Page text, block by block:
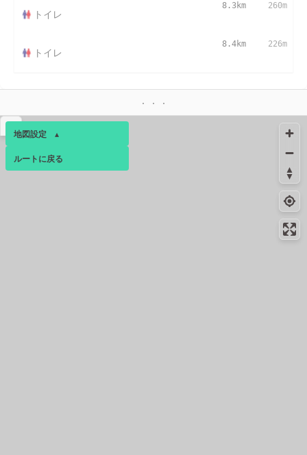
トイレ
8.3km 260m
トイレ
8.4km 226m
地図設定 ▴
ベース ▴
ルートに戻る